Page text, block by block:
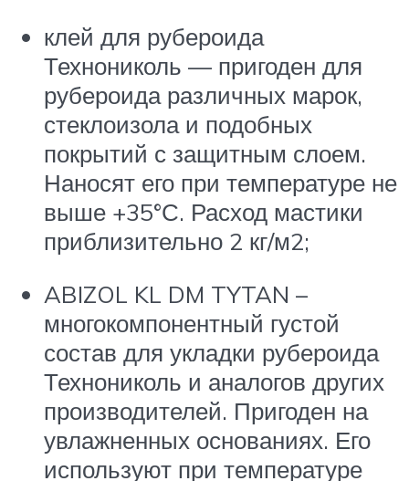
клей для рубероида
Технониколь — пригоден для
рубероида различных марок,
стеклоизола и подобных
покрытий с защитным слоем.
Наносят его при температуре не
выше +35°С. Расход мастики
приблизительно 2 кг/м2;
ABIZOL KL DM TYTAN –
многокомпонентный густой
состав для укладки рубероида
Технониколь и аналогов других
производителей. Пригоден на
увлажненных основаниях. Его
используют при температуре